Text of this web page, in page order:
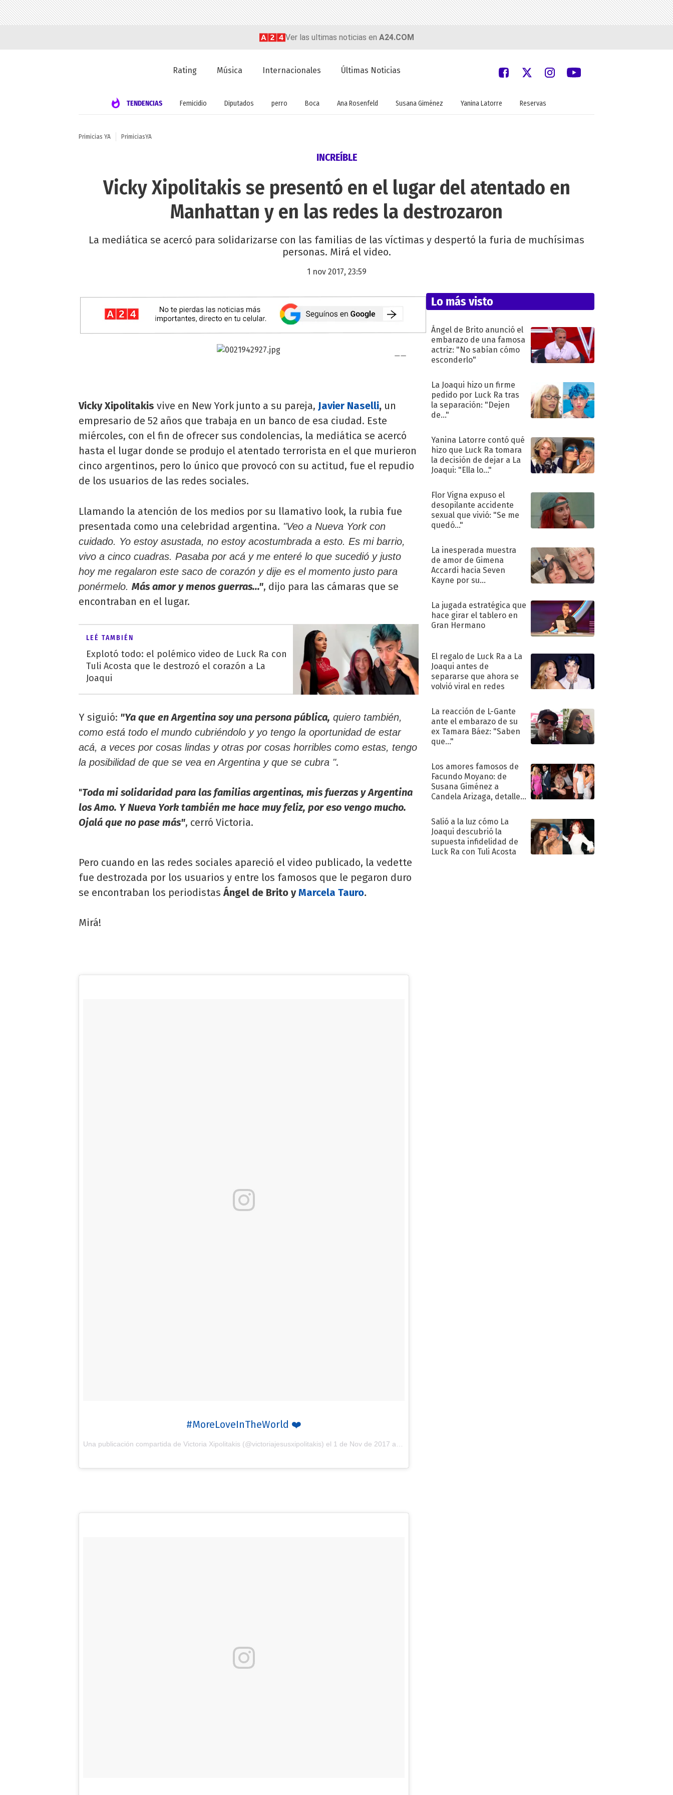
Ver las ultimas noticias en A24.COM
Rating Música Internacionales Últimas Noticias
TENDENCIAS Femicidio Diputados perro Boca Ana Rosenfeld Susana Giménez Yanina Latorre Reservas
Primicias YA PrimiciasYA
INCREÍBLE
Vicky Xipolitakis se presentó en el lugar del atentado en
Manhattan y en las redes la destrozaron
La mediática se acercó para solidarizarse con las familias de las víctimas y despertó la furia de muchísimas
personas. Mirá el video.
1 nov 2017, 23:59
Vicky Xipolitakis vive en New York junto a su pareja, Javier Naselli, un
empresario de 52 años que trabaja en un banco de esa ciudad. Este
miércoles, con el fin de ofrecer sus condolencias, la mediática se acercó
hasta el lugar donde se produjo el atentado terrorista en el que murieron
cinco argentinos, pero lo único que provocó con su actitud, fue el repudio
de los usuarios de las redes sociales.
Llamando la atención de los medios por su llamativo look, la rubia fue
presentada como una celebridad argentina. "Veo a Nueva York con
cuidado. Yo estoy asustada, no estoy acostumbrada a esto. Es mi barrio,
vivo a cinco cuadras. Pasaba por acá y me enteré lo que sucedió y justo
hoy me regalaron este saco de corazón y dije es el momento justo para
ponérmelo. Más amor y menos guerras...", dijo para las cámaras que se
encontraban en el lugar.
LEÉ TAMBIÉN
Explotó todo: el polémico video de Luck Ra con
Tuli Acosta que le destrozó el corazón a La
Joaqui
Y siguió: "Ya que en Argentina soy una persona pública, quiero también,
como está todo el mundo cubriéndolo y yo tengo la oportunidad de estar
acá, a veces por cosas lindas y otras por cosas horribles como estas, tengo
la posibilidad de que se vea en Argentina y que se cubra ".
"Toda mi solidaridad para las familias argentinas, mis fuerzas y Argentina
los Amo. Y Nueva York también me hace muy feliz, por eso vengo mucho.
Ojalá que no pase más", cerró Victoria.
Pero cuando en las redes sociales apareció el video publicado, la vedette
fue destrozada por los usuarios y entre los famosos que le pegaron duro
se encontraban los periodistasÁngel de Brito yMarcela Tauro.
Mirá!
#MoreLoveInTheWorld ❤️
Una publicación compartida de Victoria Xipolitakis (@victoriajesusxipolitakis) el 1 de Nov de 2017 a la(s) 5:02 PDT
Lo más visto
Ángel de Brito anunció el
embarazo de una famosa
actriz: "No sabían cómo
esconderlo"
La Joaqui hizo un firme
pedido por Luck Ra tras
la separación: "Dejen
de..."
Yanina Latorre contó qué
hizo que Luck Ra tomara
la decisión de dejar a La
Joaqui: "Ella lo..."
Flor Vigna expuso el
desopilante accidente
sexual que vivió: "Se me
quedó..."
La inesperada muestra
de amor de Gimena
Accardi hacia Seven
Kayne por su
La jugada estratégica que
hace girar el tablero en
Gran Hermano
El regalo de Luck Ra a La
Joaqui antes de
separarse que ahora se
volvió viral en redes
La reacción de L-Gante
ante el embarazo de su
ex Tamara Báez: "Saben
que..."
Los amores famosos de
Facundo Moyano: de
Susana Giménez a
Candela Arizaga, detalles
sentimental
Salió a la luz cómo La
Joaqui descubrió la
supuesta infidelidad de
Luck Ra con Tuli Acosta